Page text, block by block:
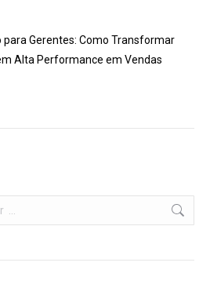
Gerentes: Como Transformar
Alta Performance em Vendas